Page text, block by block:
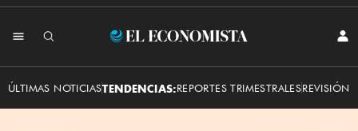
El
ÚLTIMAS NOTICIASTENDENCIAS:REPORTES TRIMESTRALESREVISIÓN